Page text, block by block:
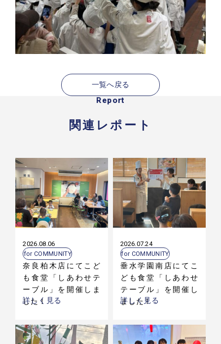
一覧へ戻る
Report
関連レポート
2026.08.06
for COMMUNITY
奈良柏木店にてこど
も食堂「しあわせテ
ーブル」を開催しま
した！
詳しく見る
2026.07.24
for COMMUNITY
垂水学園南店にてこ
ども食堂「しあわせ
テーブル」を開催し
ました！
詳しく見る